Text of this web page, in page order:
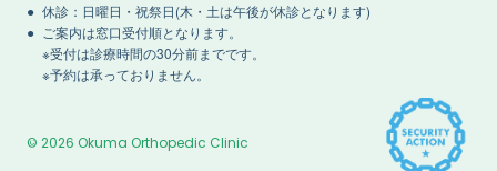
休診：日曜日・祝祭日(木・土は午後が休診となります)
ご案内は窓口受付順となります。
※受付は診療時間の30分前までです。
※予約は承っておりません。
© 2026 Okuma Orthopedic Clinic